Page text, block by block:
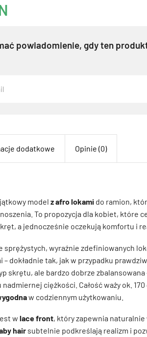
powiadomienie, gdy ten
dodatkowe Opinie (0)
model z afro lokamido ramion,
To propozycja dla kobiet, które
a jednocześnie oczekują komfortu i
sprężystych, wyraźnie zdefiniowanych
– dokładnie tak, jak w przypadku
skrętu, ale bardzo dobrze zbalansowana
ciężkości. Całość waży ok.
w codziennym użytkowaniu.
w lace front, który zapewnia naturalnie
hairsubtelnie podkreślają realizm i